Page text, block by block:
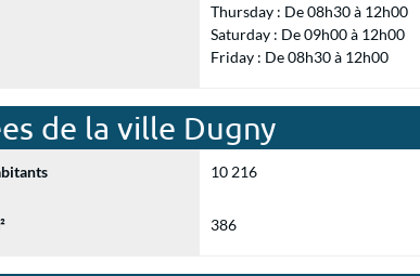
Thursday : De 08h30 à 12h00
Saturday : De 09h00 à 12h00
Friday : De 08h30 à 12h00
de la ville Dugny
10 216
386